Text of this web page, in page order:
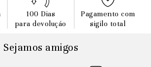
100 Dias
para devoluçáo
Pagamento com
sigilo total
Sejamos amigos